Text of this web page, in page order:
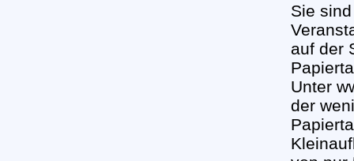
Sie
auf der
Unter
der